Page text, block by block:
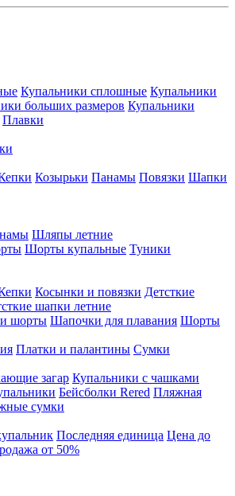
Купальники сплошные Купальники
больших размеров Купальники
Плавки
Козырьки Панамы Повязки Шапки
Шляпы летние
Шорты купальные Туники
Косынки и повязки Детсткие
шапки летние
шорты Шапочки для плавания Шорты
Платки и палантины Сумки
загар Купальники с чашками
Бейсболки Rered Пляжная
сумки
Последняя единица Цена до
от 50%